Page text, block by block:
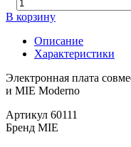
В корзину
Описание
Характеристики
Электронная плата
и MIE Moderno
Артикул 60111
Бренд MIE